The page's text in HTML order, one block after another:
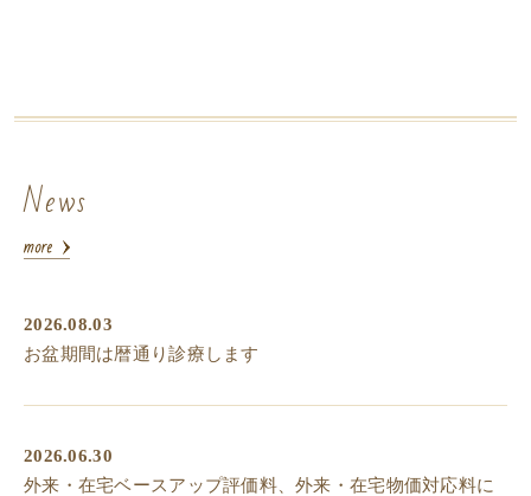
News
2026.08.03
お盆期間は暦通り診療します
2026.06.30
外来・在宅ベースアップ評価料、外来・在宅物価対応料に